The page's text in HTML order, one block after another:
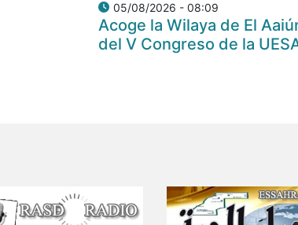
05/08/2026 - 08:09
Acoge la Wilaya de El
del V Congreso de la